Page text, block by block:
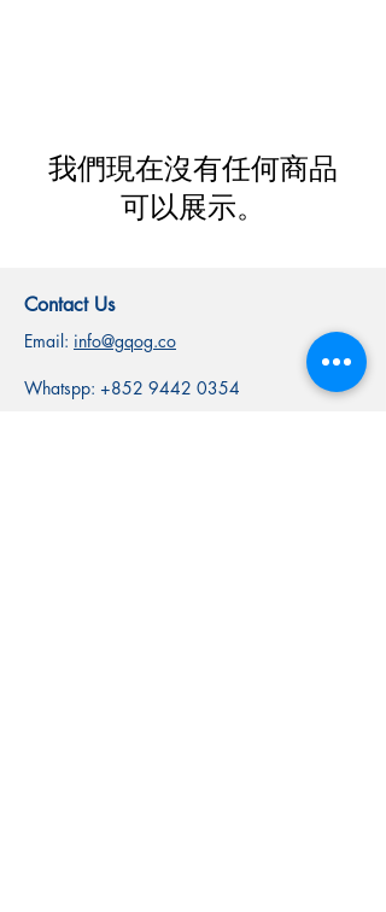
我們現在沒有任何商品
可以展示。
Contact Us
Email: info@gqog.co
Whatspp: +852 9442 0354